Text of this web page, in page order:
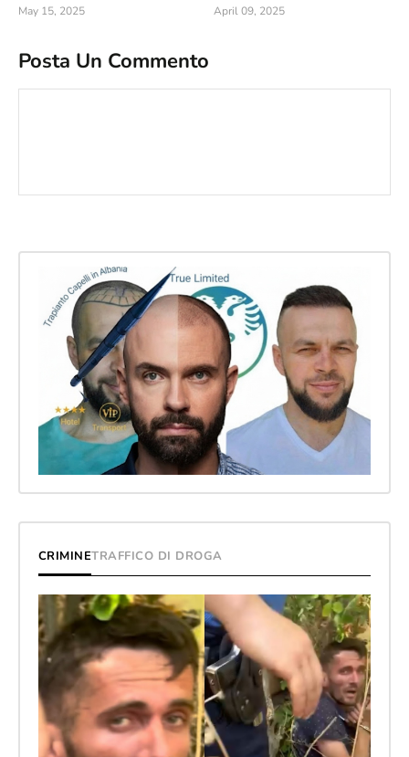
May 15, 2025 April 09, 2025
Posta Un Commento
CRIMINETRAFFICO DI DROGA